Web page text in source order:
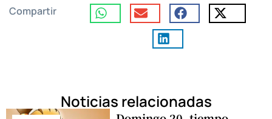
Compartir
Noticias relacionadas